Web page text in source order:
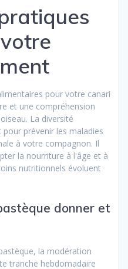
pour votre canari
et une compréhension
La diversité
prévenir les maladies
à votre compagnon. Il
la nourriture à l'âge et à
nutritionnels évoluent
donner et
la modération
tranche hebdomadaire